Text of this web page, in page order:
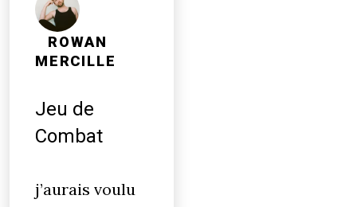
ROWAN
MERCILLE
Jeu de
Combat
j’aurais voulu